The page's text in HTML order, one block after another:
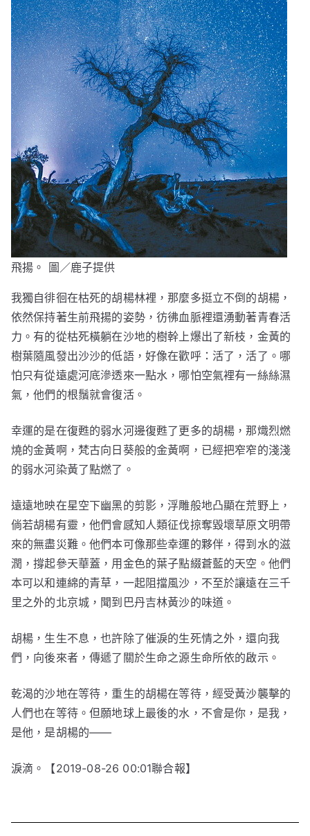
飛揚。 圖／鹿子提供
我獨自徘徊在枯死的胡楊林裡，那麼多挺立不倒的胡楊，
依然保持著生前飛揚的姿勢，彷彿血脈裡還湧動著青春活
力。有的從枯死橫躺在沙地的樹幹上爆出了新枝，金黃的
樹葉隨風發出沙沙的低語，好像在歡呼：活了，活了。哪
怕只有從遠處河底滲透來一點水，哪怕空氣裡有一絲絲濕
氣，他們的根鬚就會復活。
幸運的是在復甦的弱水河邊復甦了更多的胡楊，那熾烈燃
燒的金黃啊，梵古向日葵般的金黃啊，已經把窄窄的淺淺
的弱水河染黃了點燃了。
遠遠地映在星空下幽黑的剪影，浮雕般地凸顯在荒野上，
倘若胡楊有靈，他們會感知人類征伐掠奪毀壞草原文明帶
來的無盡災難。他們本可像那些幸運的夥伴，得到水的滋
潤，撐起參天華蓋，用金色的葉子點綴蒼藍的天空。他們
本可以和連綿的青草，一起阻擋風沙，不至於讓遠在三千
里之外的北京城，聞到巴丹吉林黃沙的味道。
胡楊，生生不息，也許除了催淚的生死情之外，還向我
們，向後來者，傳遞了關於生命之源生命所依的啟示。
乾渴的沙地在等待，重生的胡楊在等待，經受黃沙襲擊的
人們也在等待。但願地球上最後的水，不會是你，是我，
是他，是胡楊的——
淚滴。【2019-08-26 00:01聯合報】